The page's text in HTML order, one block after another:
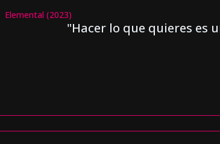
Elemental (2023)
"Hacer lo que quieres es